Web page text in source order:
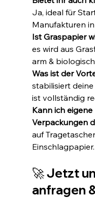
Ja, ideal für
Manufakturen
Ist Graspapier
es wird aus
arm &
Was ist der
stabilisiert
ist vollständig
Kann ich
Verpackungen
auf
Einschlagpapier.
🚀 Jetzt
anfragen